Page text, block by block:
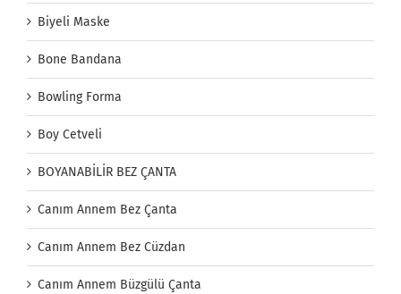
Biyeli Maske
Bone Bandana
Bowling Forma
Boy Cetveli
BOYANABİLİR BEZ ÇANTA
Canım Annem Bez Çanta
Canım Annem Bez Cüzdan
Canım Annem Büzgülü Çanta